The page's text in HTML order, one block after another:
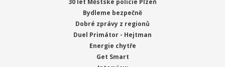
Bydleme bezpečně
Dobré zprávy z regionů
Duel Primátor - Hejtman
Energie chytře
Get Smart